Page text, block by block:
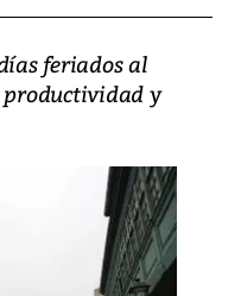
feriados al
y